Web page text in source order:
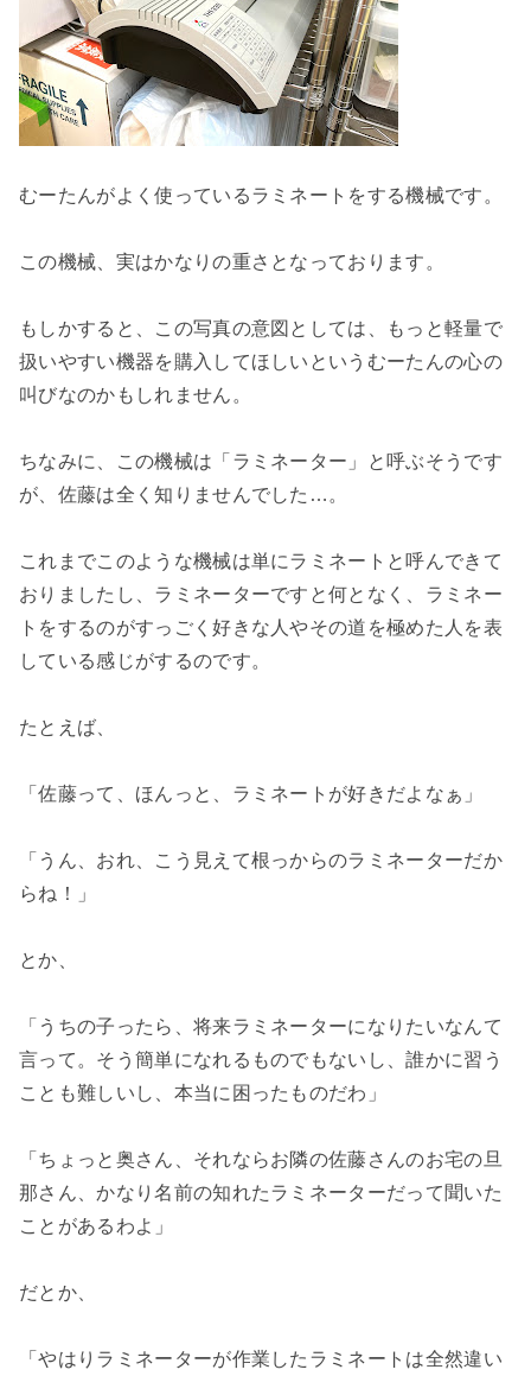
むーたんがよく使っているラミネートをする機械です。
この機械、実はかなりの重さとなっております。
もしかすると、この写真の意図としては、もっと軽量で
扱いやすい機器を購入してほしいというむーたんの心の
叫びなのかもしれません。
ちなみに、この機械は「ラミネーター」と呼ぶそうです
が、佐藤は全く知りませんでした…。
これまでこのような機械は単にラミネートと呼んできて
おりましたし、ラミネーターですと何となく、ラミネー
トをするのがすっごく好きな人やその道を極めた人を表
している感じがするのです。
たとえば、
「佐藤って、ほんっと、ラミネートが好きだよなぁ」
「うん、おれ、こう見えて根っからのラミネーターだか
らね！」
とか、
「うちの子ったら、将来ラミネーターになりたいなんて
言って。そう簡単になれるものでもないし、誰かに習う
ことも難しいし、本当に困ったものだわ」
「ちょっと奥さん、それならお隣の佐藤さんのお宅の旦
那さん、かなり名前の知れたラミネーターだって聞いた
ことがあるわよ」
だとか、
「やはりラミネーターが作業したラミネートは全然違い